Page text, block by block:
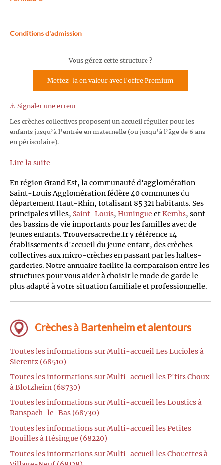
Conditions d'admission
Vous gérez cette structure ?
Mettez-la en valeur avec l'offre Premium
⚠️ Signaler une erreur
Les crèches collectives proposent un accueil régulier pour les
enfants jusqu’à l’entrée en maternelle (ou jusqu’à l’âge de 6 ans
en périscolaire).
Lire la suite
En région Grand Est, la communauté d'agglomération
Saint-Louis Agglomération fédère 40 communes du
département Haut-Rhin, totalisant 85 321 habitants. Ses
principales villes, Saint-Louis, Huningue etKembs, sont
des bassins de vie importants pour les familles avec de
jeunes enfants. Trouversacreche.fr y référence 14
établissements d'accueil du jeune enfant, des crèches
collectives aux micro-crèches en passant par les haltes-
garderies. Notre annuaire facilite la comparaison entre les
structures pour vous aider à choisir le mode de garde le
plus adapté à votre situation familiale et professionnelle.
Crèches à Bartenheim et alentours
Toutes les informations sur Multi-accueil Les Lucioles à
Sierentz (68510)
Toutes les informations sur Multi-accueil les P'tits Choux
à Blotzheim (68730)
Toutes les informations sur Multi-accueil les Loustics à
Ranspach-le-Bas (68730)
Toutes les informations sur Multi-accueil les Petites
Bouilles à Hésingue (68220)
Toutes les informations sur Multi-accueil les Chouettes à